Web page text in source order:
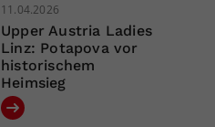
11.04.2026
Upper Austria Ladies
Linz: Potapova vor
historischem
Heimsieg